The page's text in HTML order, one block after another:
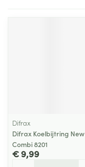
Difrax
Difrax Koelbijtring New
Combi 8201
€ 9,99